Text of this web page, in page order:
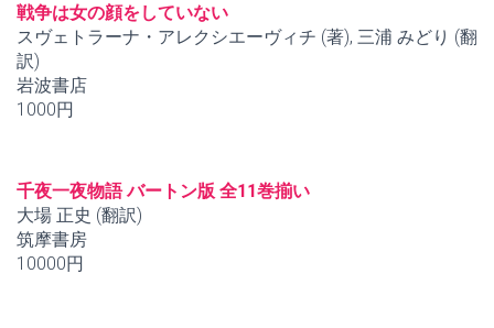
戦争は女の顔をしていない
スヴェトラーナ・アレクシエーヴィチ (著), 三浦 みどり (翻
訳)
岩波書店
1000円
千夜一夜物語 バートン版 全11巻揃い
大場 正史 (翻訳)
筑摩書房
10000円